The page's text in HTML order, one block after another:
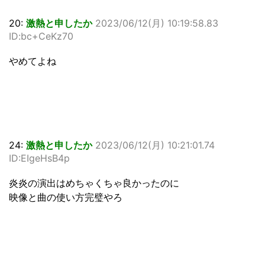
20: 激熱と申したか 2023/06/12(月) 10:19:58.83
ID:bc+CeKz70
やめてよね
24: 激熱と申したか 2023/06/12(月) 10:21:01.74
ID:EIgeHsB4p
炎炎の演出はめちゃくちゃ良かったのに
映像と曲の使い方完璧やろ